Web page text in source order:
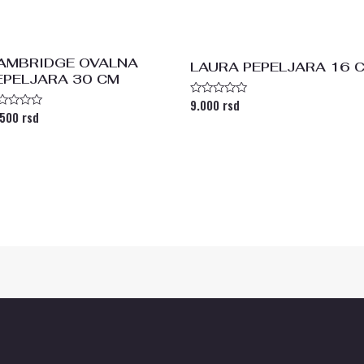
OVALNA
30 CM
rsd
LAURA PEPELJARA 16
Ocenjeno
sa
9.000 rsd